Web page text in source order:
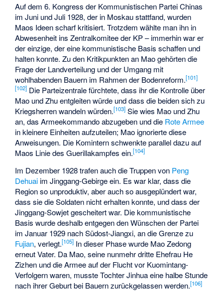
Auf dem 6. Kongress der Kommunistischen Partei Chinas
im Juni und Juli 1928, der in Moskau stattfand, wurden
Maos Ideen scharf kritisiert. Trotzdem wählte man ihn in
Abwesenheit ins Zentralkomitee der KP – immerhin war er
der einzige, der eine kommunistische Basis schaffen und
halten konnte. Zu den Kritikpunkten an Mao gehörten die
Frage der Landverteilung und der Umgang mit
wohlhabenden Bauern im Rahmen der Bodenreform.[101]
[102] Die Parteizentrale fürchtete, dass ihr die Kontrolle über
Mao und Zhu entgleiten würde und dass die beiden sich zu
Kriegsherren wandeln würden.[103] Sie wies Mao und Zhu
an, das Armeekommando abzugeben und die Rote Armee
in kleinere Einheiten aufzuteilen; Mao ignorierte diese
Anweisungen. Die Komintern schwenkte parallel dazu auf
Maos Linie des Guerillakampfes ein.[104]
Im Dezember 1928 trafen auch die Truppen von Peng
Dehuai im Jinggang-Gebirge ein. Es war klar, dass die
Region so unproduktiv, aber auch so ausgeplündert war,
dass sie die Soldaten nicht erhalten konnte, und dass der
Jinggang-Sowjet gescheitert war. Die kommunistische
Basis wurde deshalb entgegen den Wünschen der Partei
im Januar 1929 nach Südost-Jiangxi, an die Grenze zu
Fujian, verlegt.[105] In dieser Phase wurde Mao Zedong
erneut Vater. Da Mao, seine nunmehr dritte Ehefrau He
Zizhen und die Armee auf der Flucht vor Kuomintang-
Verfolgern waren, musste Tochter Jinhua eine halbe Stunde
nach ihrer Geburt bei Bauern zurückgelassen werden.[106]